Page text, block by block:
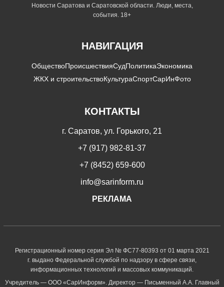
Новости Саратова и Саратовской области. Люди, места,
события. 18+
НАВИГАЦИЯ
ОбществоПроисшествияСудПолитикаЭкономика
ЖКХ и строительствоКультураСпортСарИнФото
КОНТАКТЫ
г. Саратов, ул. Горького, 21
+7 (917) 982-81-37
+7 (8452) 659-600
info@sarinform.ru
РЕКЛАМА
Регистрационный номер серия Эл № ФС77-80393 от 01 марта 2021
г. выдано Федеральной службой по надзору в сфере связи,
информационных технологий и массовых коммуникаций.
Учредитель — ООО «СарИнформ». Директор — Письменный А.А. Главный